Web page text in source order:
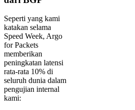
Seperti yang kami
katakan selama
Speed Week, Argo
for Packets
memberikan
peningkatan latensi
rata-rata 10% di
seluruh dunia dalam
pengujian internal
kami: